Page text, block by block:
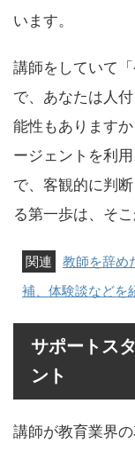
います。
講師をしていて
で、あなたは人
能性もあります
ージェントを利
で、客観的に判
る第一歩は、そ
教師を辞め
補、体験談などを
サポートス
ント
講師が教育業界